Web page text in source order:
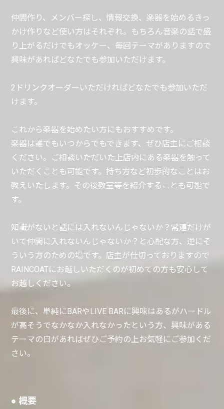
仲間作り、メンバー探し、情報交換、楽器を始めるきっ
かけ作りなど使い方はそれぞれ。もちろん音楽の話で盛
り上がるだけでもオッケー、毎回テーマがありますので
興味があればどなたでも参加いただけます。
2ドリンクオーダーいただければどなたでも参加いただ
けます。
これから楽器を始めたい方にもおすすめです。
楽器は誰でもいつからでもできます、ぜひ店主にご相談
ください。ご相談いただいた上店内にある楽器を触って
いただくことも可能です。持ち方など初歩的なことはお
教えいたします。その後教室等を紹介することも可能で
す。
知識がないと話には入れないんじゃないか？常連だけが
いて仲間に入れないんじゃないか？と心配な方、逆にそ
ういう方のための場です。店主が仕切っておりますので
RAINCOATにお越しいただくのが初めての方も安心して
お越しください。
最後に、単純にBARやLIVE BARに興味はあるがハードル
が高そうでなかなか入れなかったという方、興味がある
テーマの日があればぜひご予約の上お気軽にご参加くだ
さい。
● 概要